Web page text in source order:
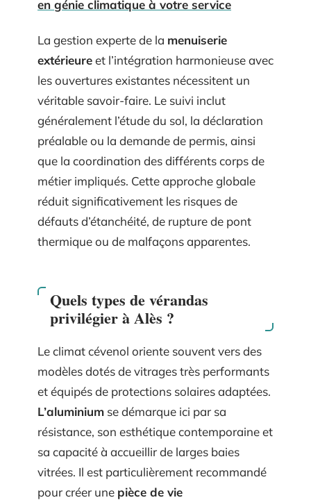
en génie climatique à votre service
La gestion experte de la menuiserie
extérieureet l’intégration harmonieuse avec
les ouvertures existantes nécessitent un
véritable savoir-faire. Le suivi inclut
généralement l’étude du sol, la déclaration
préalable ou la demande de permis, ainsi
que la coordination des différents corps de
métier impliqués. Cette approche globale
réduit significativement les risques de
défauts d’étanchéité, de rupture de pont
thermique ou de malfaçons apparentes.
Quels types de vérandas
privilégier à Alès ?
Le climat cévenol oriente souvent vers des
modèles dotés de vitrages très performants
et équipés de protections solaires adaptées.
L’aluminium se démarque ici par sa
résistance, son esthétique contemporaine et
sa capacité à accueillir de larges baies
vitrées. Il est particulièrement recommandé
pour créer une pièce de vie